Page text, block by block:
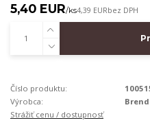
5,40 EUR/ks4,39 EURbez DPH
Číslo produktu:
Výrobca:
Strážiť cenu / dostupnosť